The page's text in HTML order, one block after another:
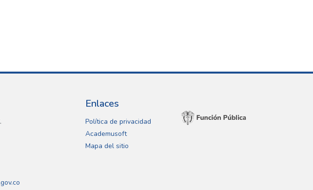
Enlaces
Política de privacidad
Academusoft
Mapa del sitio